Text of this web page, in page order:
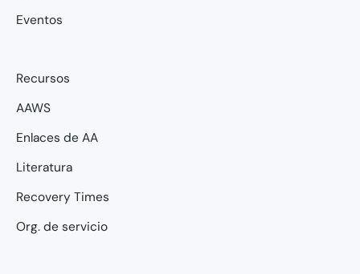
Eventos
Recursos
AAWS
Enlaces de AA
Literatura
Recovery Times
Org. de servicio